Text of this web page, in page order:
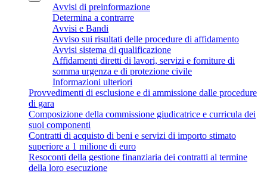
Avvisi di preinformazione
Determina a contrarre
Avvisi e Bandi
Avviso sui risultati delle procedure di affidamento
Avvisi sistema di qualificazione
Affidamenti diretti di lavori, servizi e forniture di
somma urgenza e di protezione civile
Informazioni ulteriori
Provvedimenti di esclusione e di ammissione dalle procedure
di gara
Composizione della commissione giudicatrice e curricula dei
suoi componenti
Contratti di acquisto di beni e servizi di importo stimato
superiore a 1 milione di euro
Resoconti della gestione finanziaria dei contratti al termine
della loro esecuzione